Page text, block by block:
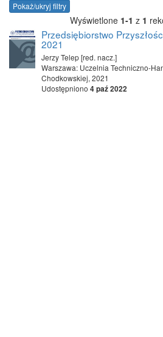
Pokaż/ukryj filtry
Wyświetlone 1-1 z 1
Przedsiębiorstwo
2021
Jerzy Telep [red. nacz.]
Warszawa: Uczelnia Techniczno-
Chodkowskiej, 2021
Udostępniono 4 paź 2022